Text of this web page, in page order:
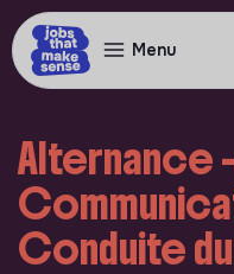
Menu
Alternance
Conduite